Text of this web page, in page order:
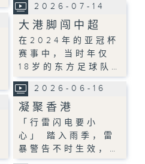
2026-07-14
大港脚闯中超
在2024年的亚冠杯
赛事中，当时年仅
18岁的东方足球队…
2026-06-16
凝聚香港
「行雷闪电要小
心」 踏入雨季，雷
暴警告不时生效，…